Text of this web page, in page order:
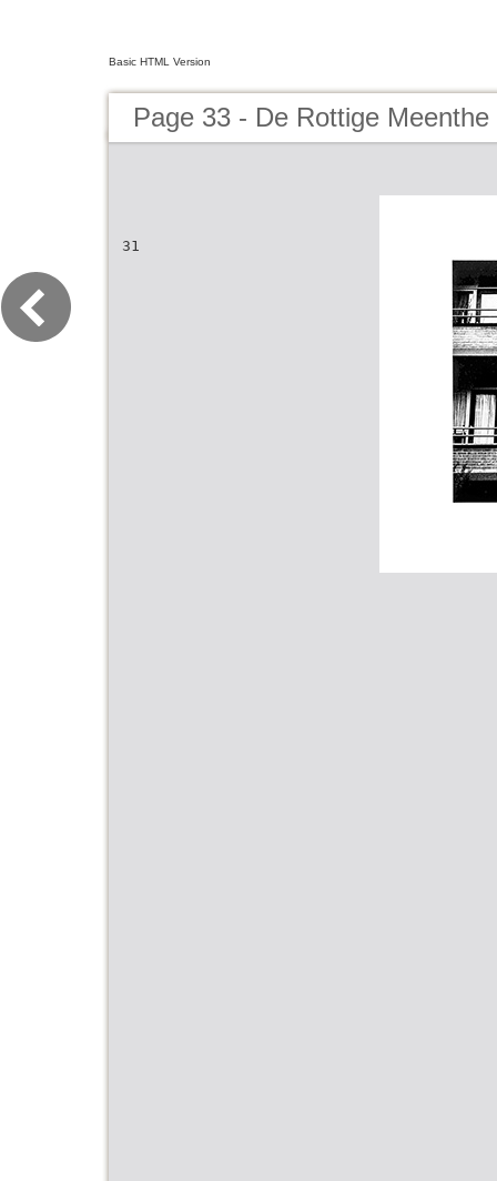
Basic HTML Version
Page 33 - De Rottige Meenthe
31